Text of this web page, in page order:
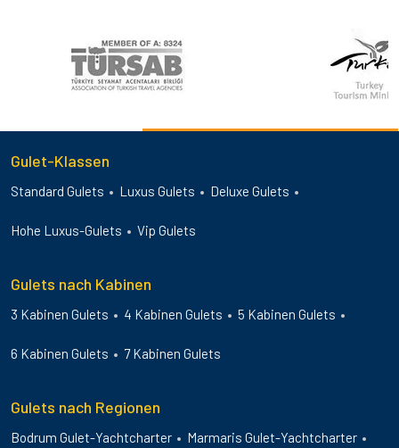
Gulet-Klassen
Standard Gulets Luxus Gulets Deluxe Gulets
Hohe Luxus-Gulets Vip Gulets
Gulets nach Kabinen
3 Kabinen Gulets 4 Kabinen Gulets 5 Kabinen Gulets
6 Kabinen Gulets 7 Kabinen Gulets
Gulets nach Regionen
Bodrum Gulet-Yachtcharter Marmaris Gulet-Yachtcharter